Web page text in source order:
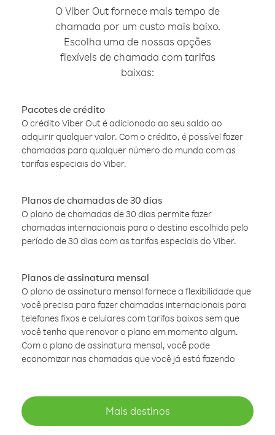
O Viber Out fornece mais tempo de
chamada por um custo mais baixo.
Escolha uma de nossas opções
flexíveis de chamada com tarifas
baixas:
Pacotes de crédito
O crédito Viber Out é adicionado ao seu saldo ao
adquirir qualquer valor. Com o crédito, é possível fazer
chamadas para qualquer número do mundo com as
tarifas especiais do Viber.
Planos de chamadas de 30 dias
O plano de chamadas de 30 dias permite fazer
chamadas internacionais para o destino escolhido pelo
período de 30 dias com as tarifas especiais do Viber.
Planos de assinatura mensal
O plano de assinatura mensal fornece a flexibilidade que
você precisa para fazer chamadas internacionais para
telefones fixos e celulares com tarifas baixas sem que
você tenha que renovar o plano em momento algum.
Com o plano de assinatura mensal, você pode
economizar nas chamadas que você já está fazendo
Mais destinos